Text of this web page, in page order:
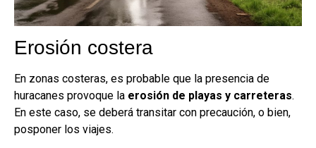
Erosión costera
En zonas costeras, es probable que la presencia de
huracanes provoque la erosión de playas y carreteras.
En este caso, se deberá transitar con precaución, o bien,
posponer los viajes.